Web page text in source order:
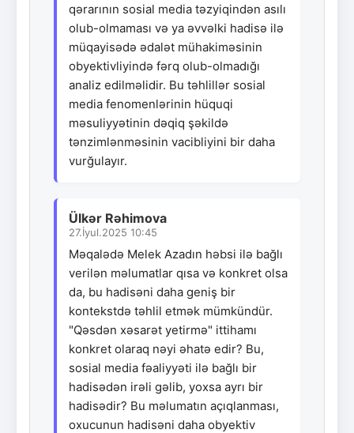
qərarının sosial media təzyiqindən asılı
olub-olmaması və ya əvvəlki hadisə ilə
müqayisədə ədalət mühakiməsinin
obyektivliyində fərq olub-olmadığı
analiz edilməlidir. Bu təhlillər sosial
media fenomenlərinin hüquqi
məsuliyyətinin dəqiq şəkildə
tənzimlənməsinin vacibliyini bir daha
vurğulayır.
Ülkər Rəhimova
27.İyul.2025 10:45
Məqalədə Melek Azadın həbsi ilə bağlı
verilən məlumatlar qısa və konkret olsa
da, bu hadisəni daha geniş bir
kontekstdə təhlil etmək mümkündür.
"Qəsdən xəsarət yetirmə" ittihamı
konkret olaraq nəyi əhatə edir? Bu,
sosial media fəaliyyəti ilə bağlı bir
hadisədən irəli gəlib, yoxsa ayrı bir
hadisədir? Bu məlumatın açıqlanması,
oxucunun hadisəni daha obyektiv